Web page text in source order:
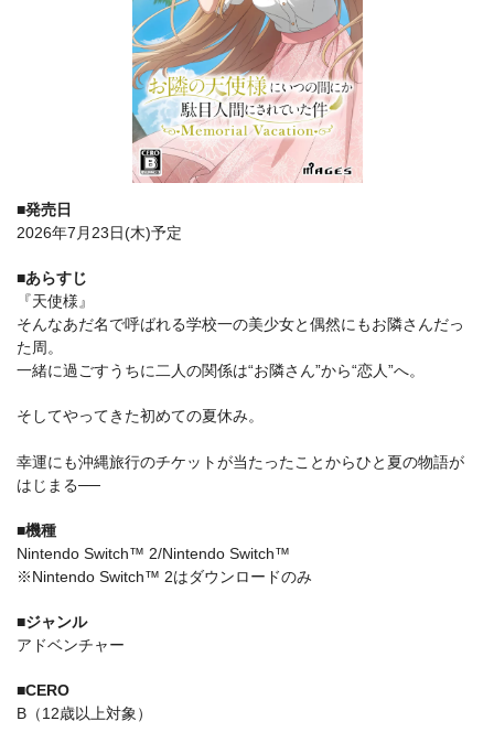
■発売日
2026年7月23日(木)予定
■あらすじ
『天使様』
そんなあだ名で呼ばれる学校一の美少女と偶然にもお隣さんだっ
た周。
一緒に過ごすうちに二人の関係は“お隣さん”から“恋人”へ。
そしてやってきた初めての夏休み。
幸運にも沖縄旅行のチケットが当たったことからひと夏の物語が
はじまる──
■機種
Nintendo Switch™ 2/Nintendo Switch™
※Nintendo Switch™ 2はダウンロードのみ
■ジャンル
アドベンチャー
■CERO
B（12歳以上対象）